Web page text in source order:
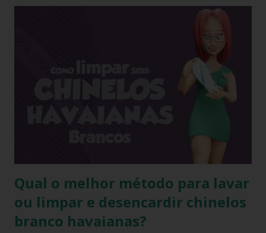
será molhado e exposto ao sol, sendo assim o chinelo pode
encolher de 1 a 2 cm. A comprovação é simples, se você
utilizar o chinelo adquirido no ano passado você verá que
ele está mais justo ao seu pé e se comprar um novo e
medir com o antigo a diferença irá aparecer também,
portanto não se assustem, chinelo de borracha encolhe
chi...
Qual o melhor método para lavar
ou limpar e desencardir chinelos
branco havaianas?